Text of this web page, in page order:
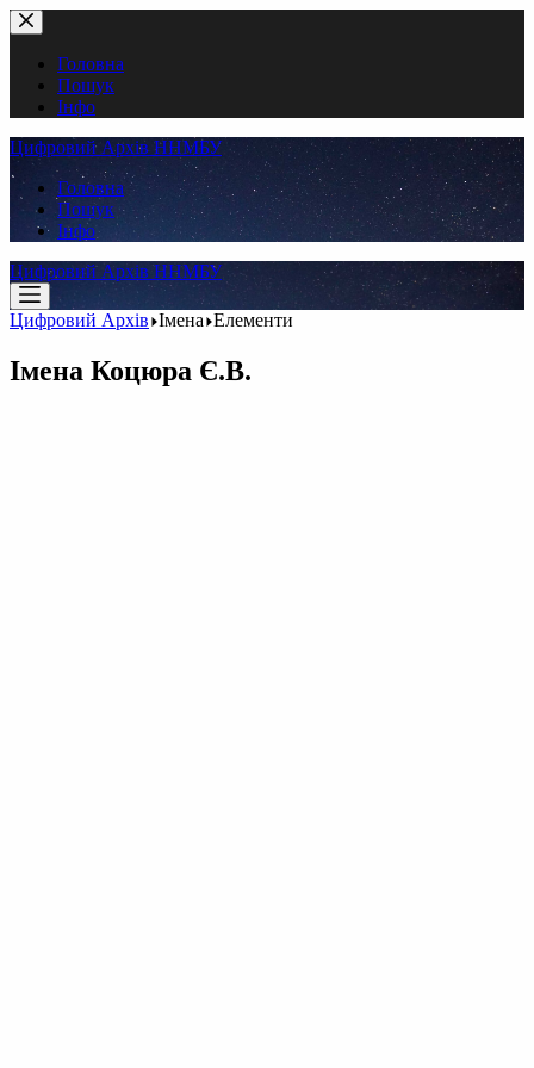
Перейти
до
вмістуГоловна
Пошук
Інфо
Цифровий Архів ННМБУ
Головна
Пошук
Інфо
Цифровий Архів ННМБУ
Цифровий Архів Імена Елементи
Імена Коцюра Є.В.